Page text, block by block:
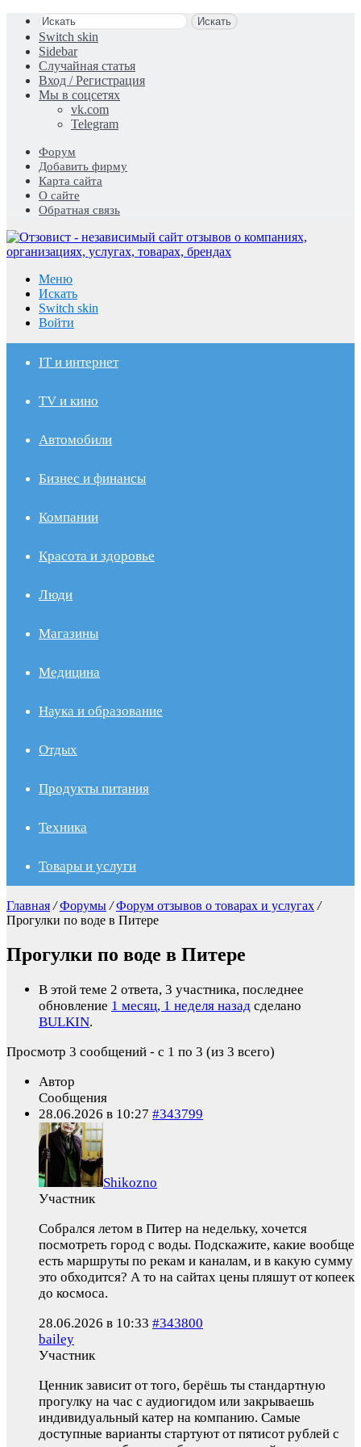
Искать
Switch skin
Sidebar
Случайная статья
Вход / Регистрация
Мы в соцсетях
vk.com
Telegram
Форум
Добавить фирму
Карта сайта
О сайте
Обратная связь
Меню
Искать
Switch skin
Войти
IT и интернет
TV и кино
Автомобили
Бизнес и финансы
Компании
Красота и здоровье
Люди
Магазины
Медицина
Наука и образование
Отдых
Продукты питания
Техника
Товары и услуги
Главная / Форумы / Форум отзывов о товарах и услугах /
Прогулки по воде в Питере
Прогулки по воде в Питере
В этой теме 2 ответа, 3 участника, последнее
обновление 1 месяц, 1 неделя назад сделано
BULKIN.
Просмотр 3 сообщений - с 1 по 3 (из 3 всего)
Автор
Сообщения
28.06.2026 в 10:27 #343799
Shikozno
Участник
Собрался летом в Питер на недельку, хочется
посмотреть город с воды. Подскажите, какие вообще
есть маршруты по рекам и каналам, и в какую сумму
это обходится? А то на сайтах цены пляшут от копеек
до космоса.
28.06.2026 в 10:33 #343800
bailey
Участник
Ценник зависит от того, берёшь ты стандартную
прогулку на час с аудиогидом или закрываешь
индивидуальный катер на компанию. Самые
доступные варианты стартуют от пятисот рублей с